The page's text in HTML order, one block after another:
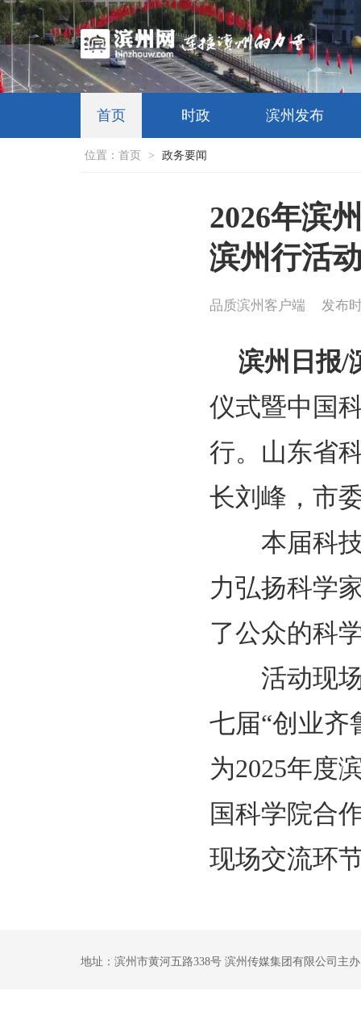
首页 时政 滨州发布
位置： 首页 > 政务要闻
2026年滨
滨州行活
品质滨州客户端 发布
滨州日报/
仪式暨中国
行。山东省
长刘峰，市
本届科技
力弘扬科学
了公众的科
活动现场
七届“创业齐
为2025年度
国科学院合
现场交流环
地址：滨州市黄河五路338号 滨州传媒集团有限公司主